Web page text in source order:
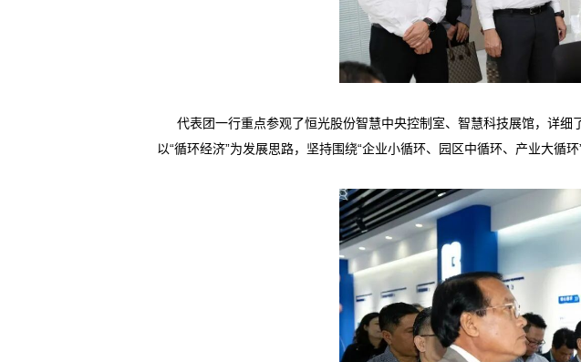
代表团一行重点参观了恒光股份智慧中央控制室、智慧科技展馆，详
以“循环经济”为发展思路，坚持围绕“企业小循环、园区中循环、产业大循